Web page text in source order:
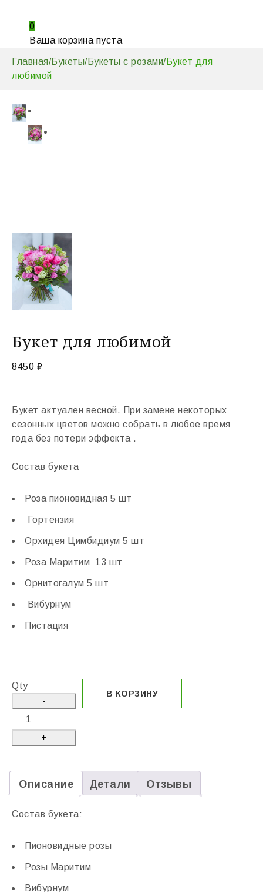
0
Ваша корзина пуста
Главная/Букеты/Букеты с розами/Букет для
любимой
Букет для любимой
8450 ₽
Букет актуален весной. При замене некоторых
сезонных цветов можно собрать в любое время
года без потери эффекта .
Состав букета
Роза пионовидная 5 шт
Гортензия
Орхидея Цимбидиум 5 шт
Роза Маритим 13 шт
Орнитогалум 5 шт
Вибурнум
Пистация
Qty
В КОРЗИНУ
Описание Детали Отзывы
Состав букета:
Пионовидные розы
Розы Маритим
Вибурнум